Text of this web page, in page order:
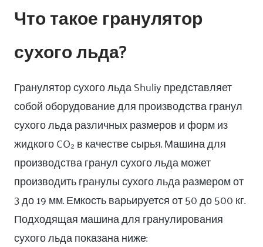
Что такое гранулятор
сухого льда?
Гранулятор сухого льда Shuliy представляет
собой оборудование для производства гранул
сухого льда различных размеров и форм из
жидкого CO₂ в качестве сырья. Машина для
производства гранул сухого льда может
производить гранулы сухого льда размером от
3 до 19 мм. Емкость варьируется от 50 до 500 кг.
Подходящая машина для гранулирования
сухого льда показана ниже: